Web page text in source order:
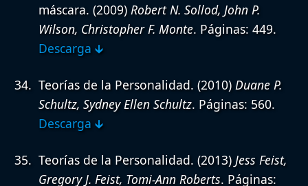
máscara. (2009) Robert N. Sollod, John P.
Wilson, Christopher F. Monte. Páginas: 449.
Descarga 🡳
Teorías de la Personalidad. (2010) Duane P.
Schultz, Sydney Ellen Schultz. Páginas: 560.
Descarga 🡳
Teorías de la Personalidad. (2013) Jess Feist,
Gregory J. Feist, Tomi-Ann Roberts. Páginas: